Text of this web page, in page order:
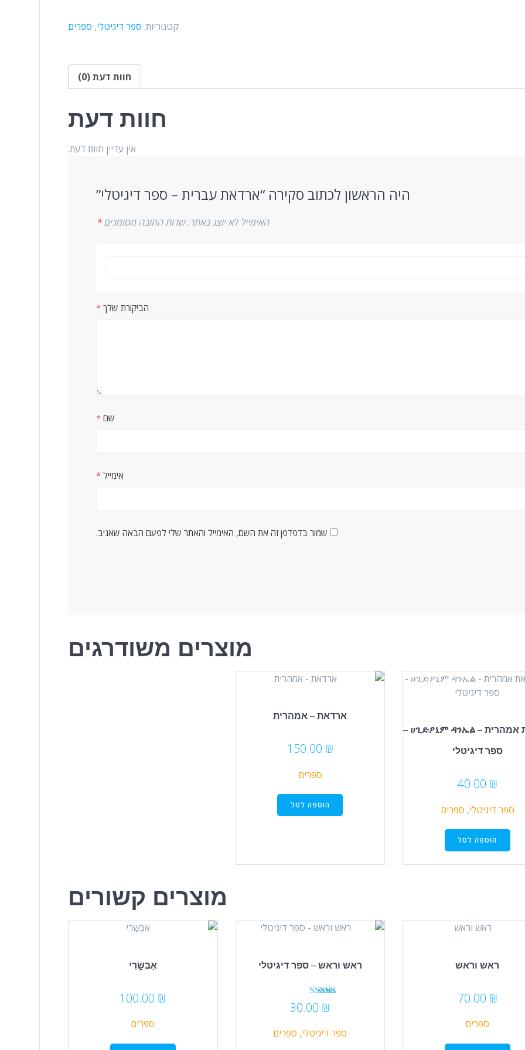
קטגוריות: ספר דיגיטלי, ספרים
חוות דעת (0)
חוות דעת
אין עדיין חוות דעת.
היה הראשון לכתוב סקירה “ארדאת עברית – ספר דיגיטלי”
האימייל לא יוצג באתר. שדות החובה מסומנים*
הביקורת שלך *
שם *
אימייל *
שמור בדפדפן זה את השם, האימייל והאתר שלי לפעם הבאה שאגיב.
מוצרים משודרגים
ארדאת אמהרית – ሀጊድዖኒም ዳንኤል –
ספר דיגיטלי
40.00 ₪
ספר דיגיטלי, ספרים
הוספה לסל
ארדאת – אמהרית
150.00 ₪
ספרים
הוספה לסל
מוצרים קשורים
ראש וראש
70.00 ₪
ספרים
ראש וראש – ספר דיגיטלי
דורג
5.00
30.00 ₪
ספר דיגיטלי, ספרים
אַבְּשׇׂרִי
100.00 ₪
ספרים